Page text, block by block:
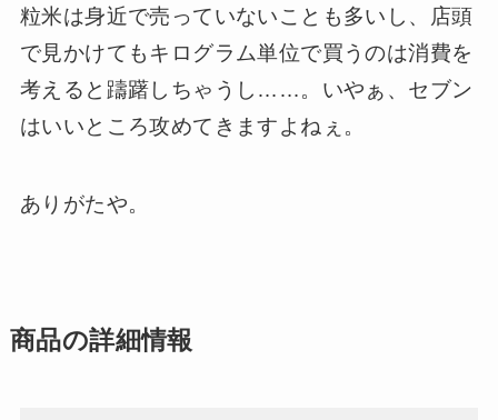
粒米は身近で売っていないことも多いし、店頭
で見かけてもキログラム単位で買うのは消費を
考えると躊躇しちゃうし……。いやぁ、セブン
はいいところ攻めてきますよねぇ。
ありがたや。
商品の詳細情報